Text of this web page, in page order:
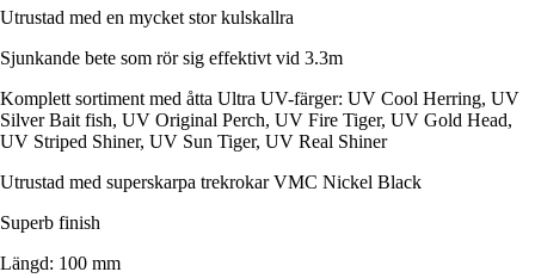
Utrustad med en mycket stor kulskallra
Sjunkande bete som rör sig effektivt vid 3.3m
Komplett sortiment med åtta Ultra UV-färger: UV Cool Herring, UV
Silver Bait fish, UV Original Perch, UV Fire Tiger, UV Gold Head,
UV Striped Shiner, UV Sun Tiger, UV Real Shiner
Utrustad med superskarpa trekrokar VMC Nickel Black
Superb finish
Längd: 100 mm